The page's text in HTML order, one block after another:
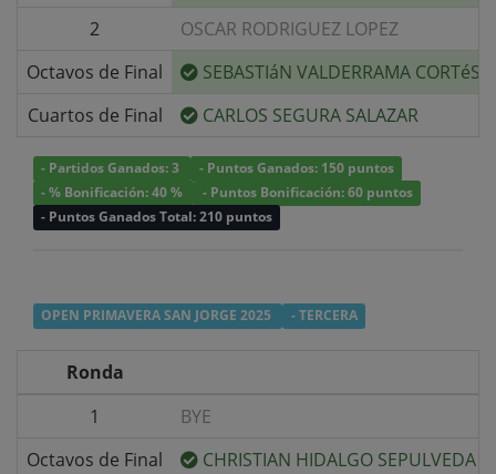
2
OSCAR RODRIGUEZ LOPEZ
Octavos de Final
SEBASTIáN VALDERRAMA CORTéS
Cuartos de Final
CARLOS SEGURA SALAZAR
- Partidos Ganados: 3
- Puntos Ganados: 150 puntos
- % Bonificación: 40 %
- Puntos Bonificación: 60 puntos
- Puntos Ganados Total: 210 puntos
OPEN PRIMAVERA SAN JORGE 2025 - TERCERA
Ronda
1
BYE
Octavos de Final
CHRISTIAN HIDALGO SEPULVEDA